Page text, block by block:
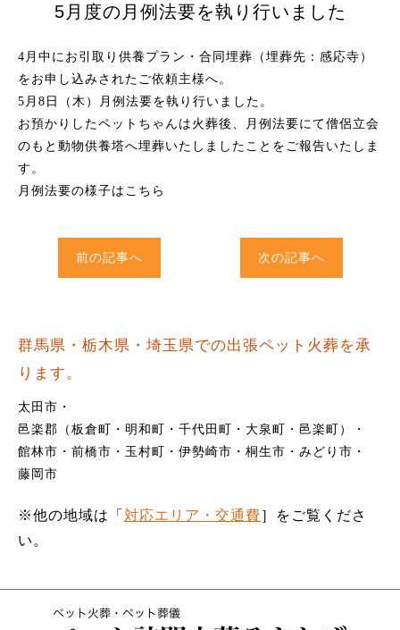
5月度の月例法要を執り行いました
4月中にお引取り供養プラン・合同埋葬（埋葬先：感応寺）
をお申し込みされたご依頼主様へ。
5月8日（木）月例法要を執り行いました。
お預かりしたペットちゃんは火葬後、月例法要にて僧侶立会
のもと動物供養塔へ埋葬いたしましたことをご報告いたしま
す。
月例法要の様子はこちら
前の記事へ 次の記事へ
群馬県・栃木県・埼玉県での出張ペット火葬を承
ります。
太田市
邑楽郡（板倉町・明和町・千代田町・大泉町・邑楽町）
館林市
前橋市 玉村町 伊勢崎市 桐生市
みどり市
藤岡市
※他の地域は「 対応エリア・交通費］をご覧くださ
い。